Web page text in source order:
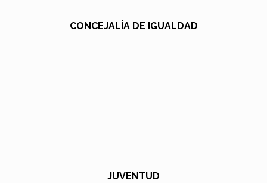
CONCEJALÍA DE IGUALDAD
JUVENTUD